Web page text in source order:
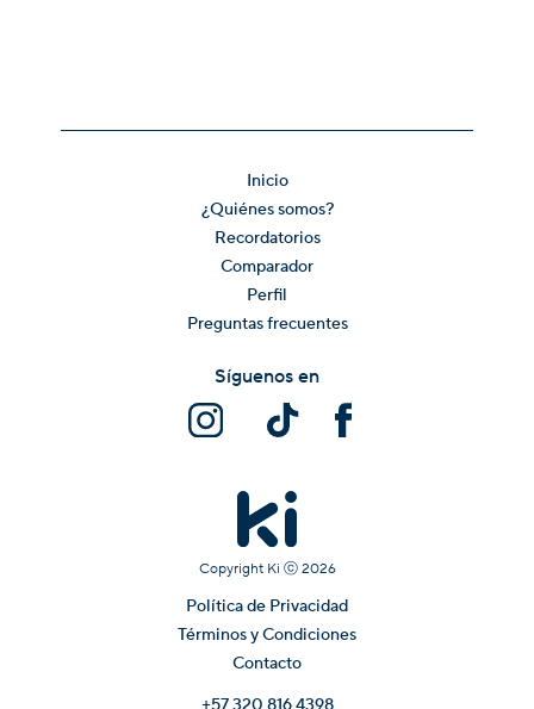
Inicio
¿Quiénes somos?
Recordatorios
Comparador
Perfil
Preguntas frecuentes
Copyright Ki ⓒ 2026
Política de Privacidad
Términos y Condiciones
Contacto
Síguenos en